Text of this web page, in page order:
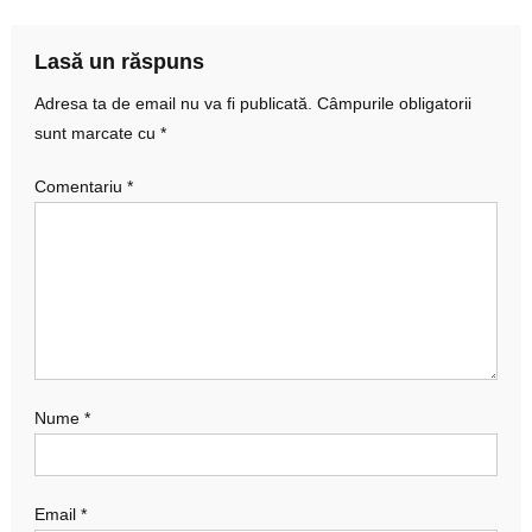
Lasă un răspuns
Adresa ta de email nu va fi publicată. Câmpurile obligatorii
sunt marcate cu *
Comentariu *
Nume *
Email *